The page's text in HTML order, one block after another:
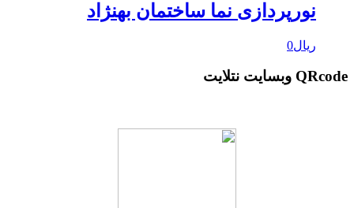
نورپردازی نما ساختمان بهنژاد
ریال0
QRcode وبسایت نتلایت